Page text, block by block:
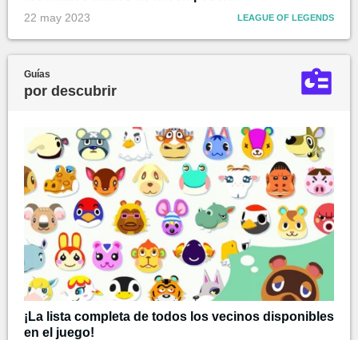
22 may 2023 LEAGUE OF LEGENDS
Guías
por descubrir
¡La lista completa de todos los vecinos disponibles
en el juego!